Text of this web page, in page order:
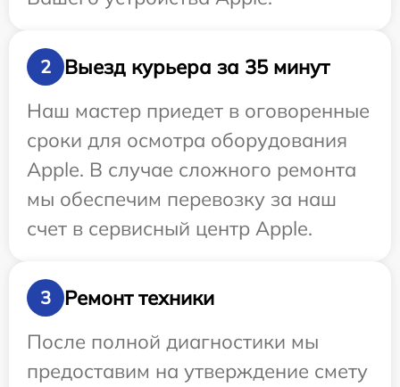
2
Выезд курьера за 35 минут
Наш мастер приедет в оговоренные
сроки для осмотра оборудования
Apple. В случае сложного ремонта
мы обеспечим перевозку за наш
счет в сервисный центр Apple.
3
Ремонт техники
После полной диагностики мы
предоставим на утверждение смету